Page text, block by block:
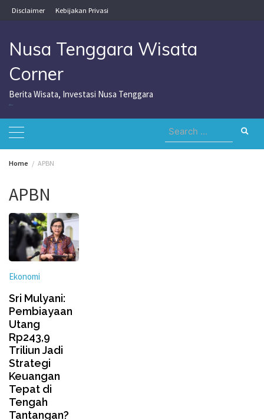
Skip
to
Disclaimer Kebijakan Privasi
Nusa Tenggara Wisata
Corner
Berita Wisata, Investasi Nusa Tenggara
Search
for:
Home APBN
APBN
Ekonomi
Sri Mulyani:
Pembiayaan
Utang
Rp243,9
Triliun Jadi
Strategi
Keuangan
Tepat di
Tengah
Tantangan?